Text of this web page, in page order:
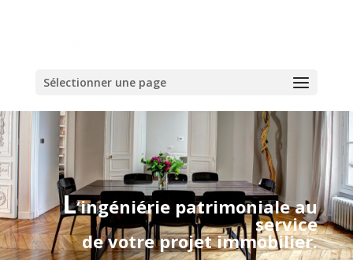
Sélectionner une page
L‘ingéniérie patrimoniale au
service
de votre projet immobilier.